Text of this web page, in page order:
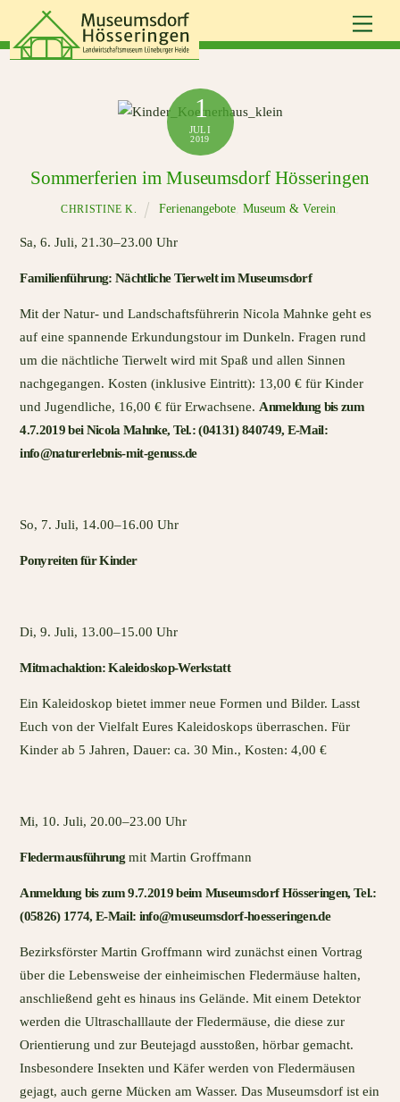
content
1
JULI
2019
Sommerferien im Museumsdorf Hösseringen
CHRISTINE K. Ferienangebote, Museum & Verein
Sa, 6. Juli, 21.30–23.00 Uhr
Familienführung: Nächtliche Tierwelt im Museumsdorf
Mit der Natur- und Landschaftsführerin Nicola Mahnke geht es
auf eine spannende Erkundungstour im Dunkeln. Fragen rund
um die nächtliche Tierwelt wird mit Spaß und allen Sinnen
nachgegangen. Kosten (inklusive Eintritt): 13,00 € für Kinder
und Jugendliche, 16,00 € für Erwachsene. Anmeldung bis zum
4.7.2019 bei Nicola Mahnke, Tel.: (04131) 840749, E-Mail:
info@naturerlebnis-mit-genuss.de
So, 7. Juli, 14.00–16.00 Uhr
Ponyreiten für Kinder
Di, 9. Juli, 13.00–15.00 Uhr
Mitmachaktion: Kaleidoskop-Werkstatt
Ein Kaleidoskop bietet immer neue Formen und Bilder. Lasst
Euch von der Vielfalt Eures Kaleidoskops überraschen. Für
Kinder ab 5 Jahren, Dauer: ca. 30 Min., Kosten: 4,00 €
Mi, 10. Juli, 20.00–23.00 Uhr
Fledermausführungmit Martin Groffmann
Anmeldung bis zum 9.7.2019 beim Museumsdorf Hösseringen, Tel.:
(05826) 1774, E-Mail: info@museumsdorf-hoesseringen.de
Bezirksförster Martin Groffmann wird zunächst einen Vortrag
über die Lebensweise der einheimischen Fledermäuse halten,
anschließend geht es hinaus ins Gelände. Mit einem Detektor
werden die Ultraschalllaute der Fledermäuse, die diese zur
Orientierung und zur Beutejagd ausstoßen, hörbar gemacht.
Insbesondere Insekten und Käfer werden von Fledermäusen
gejagt, auch gerne Mücken am Wasser. Das Museumsdorf ist ein